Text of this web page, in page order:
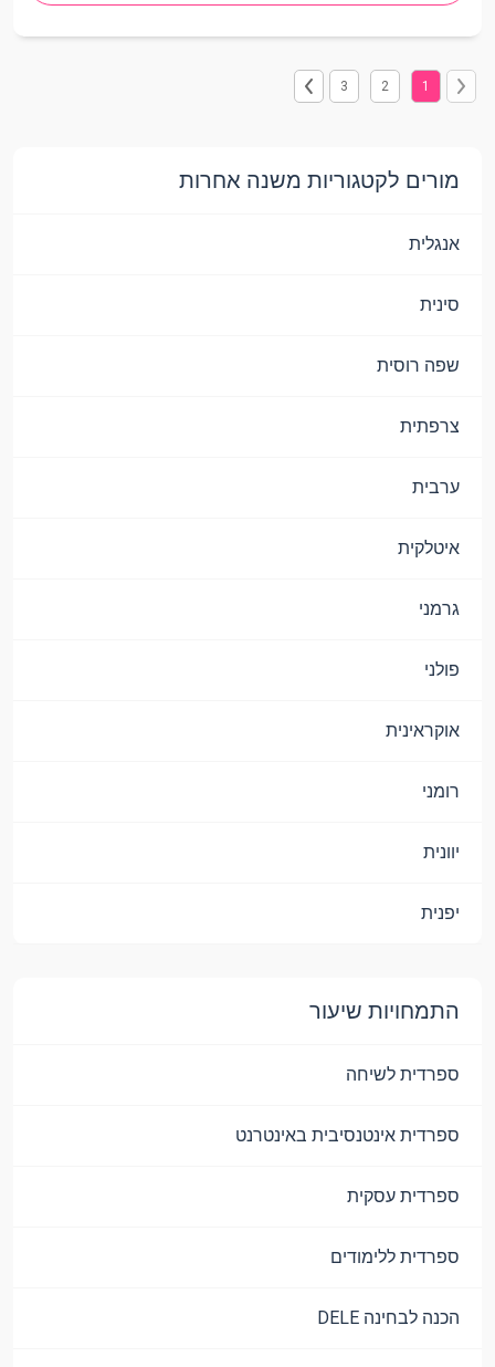
1
2
3
מורים לקטגוריות משנה אחרות
אנגלית
סינית
שפה רוסית
צרפתית
ערבית
איטלקית
גרמני
פולני
אוקראינית
רומני
יוונית
יפנית
התמחויות שיעור
ספרדית לשיחה
ספרדית אינטנסיבית באינטרנט
ספרדית עסקית
ספרדית ללימודים
הכנה לבחינה DELE